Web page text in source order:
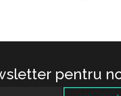
pentru